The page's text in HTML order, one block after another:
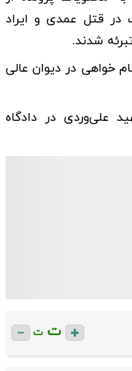
در قتل عمدی و ایراد
شدند.
خواهی در دیوان عالی
علی‌وردی در دادگاه
ت ت